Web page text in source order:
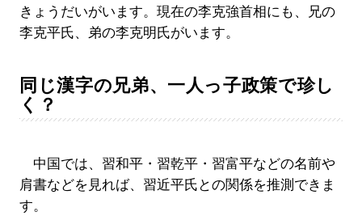
きょうだいがいます。現在の李克強首相にも、兄の
李克平氏、弟の李克明氏がいます。
同じ漢字の兄弟、一人っ子政策で珍し
く？
中国では、習和平・習乾平・習富平などの名前や
肩書などを見れば、習近平氏との関係を推測できま
す。